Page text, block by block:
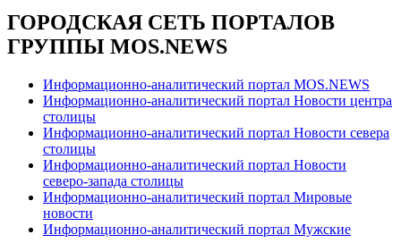
ГОРОДСКАЯ СЕТЬ ПОРТАЛОВ
ГРУППЫ MOS.NEWS
Информационно-аналитический портал MOS.NEWS
Информационно-аналитический портал Новости центра
столицы
Информационно-аналитический портал Новости севера
столицы
Информационно-аналитический портал Новости
северо-запада столицы
Информационно-аналитический портал Мировые
новости
Информационно-аналитический портал Мужские